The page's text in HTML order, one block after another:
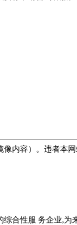
内容）。违者本网
合性服 务企业,为